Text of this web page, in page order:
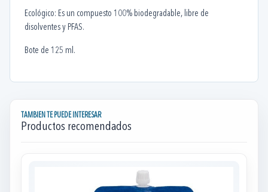
Ecológico: Es un compuesto 100% biodegradable, libre de
disolventes y PFAS.
Bote de 125 ml.
TAMBIEN TE PUEDE INTERESAR
Productos recomendados